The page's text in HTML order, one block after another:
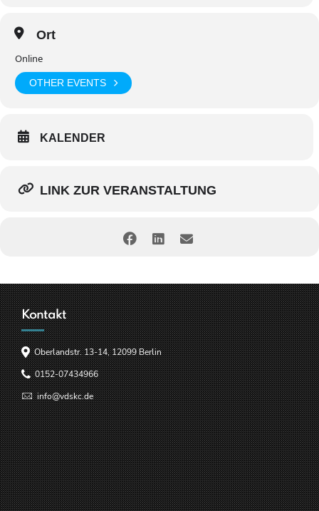
Ort
Online
OTHER EVENTS
KALENDER
LINK ZUR VERANSTALTUNG
Kontakt
Oberlandstr. 13-14, 12099 Berlin
0152-07434966
info@vdskc.de